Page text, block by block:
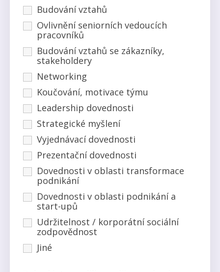
Budování vztahů
Ovlivnění seniorních vedoucích
pracovníků
Budování vztahů se zákazníky,
stakeholdery
Networking
Koučování, motivace týmu
Leadership dovednosti
Strategické myšlení
Vyjednávací dovednosti
Prezentační dovednosti
Dovednosti v oblasti transformace
podnikání
Dovednosti v oblasti podnikání a
start-upů
Udržitelnost / korporátní sociální
zodpovědnost
Jiné